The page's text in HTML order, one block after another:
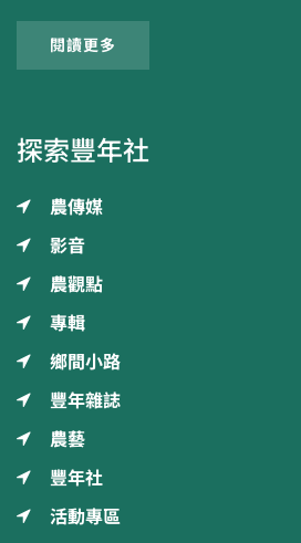
閱讀更多
探索豐年社
農傳媒
影音
農觀點
專輯
鄉間小路
豐年雜誌
農藝
豐年社
活動專區